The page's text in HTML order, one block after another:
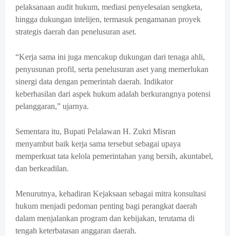
pelaksanaan audit hukum, mediasi penyelesaian sengketa,
hingga dukungan intelijen, termasuk pengamanan proyek
strategis daerah dan penelusuran aset.
“Kerja sama ini juga mencakup dukungan dari tenaga ahli,
penyusunan profil, serta penelusuran aset yang memerlukan
sinergi data dengan pemerintah daerah. Indikator
keberhasilan dari aspek hukum adalah berkurangnya potensi
pelanggaran,” ujarnya.
Sementara itu, Bupati Pelalawan H. Zukri Misran
menyambut baik kerja sama tersebut sebagai upaya
memperkuat tata kelola pemerintahan yang bersih, akuntabel,
dan berkeadilan.
Menurutnya, kehadiran Kejaksaan sebagai mitra konsultasi
hukum menjadi pedoman penting bagi perangkat daerah
dalam menjalankan program dan kebijakan, terutama di
tengah keterbatasan anggaran daerah.